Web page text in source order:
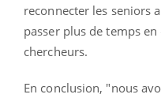
reconnecter les seniors
passer plus de temps
chercheurs.
En conclusion, "nous